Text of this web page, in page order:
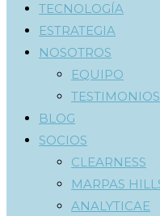
TECNOLOGÍA
ESTRATEGIA
NOSOTROS
EQUIPO
TESTIMONIOS
BLOG
SOCIOS
CLEARNESS
MARPAS
ANALYTICAE